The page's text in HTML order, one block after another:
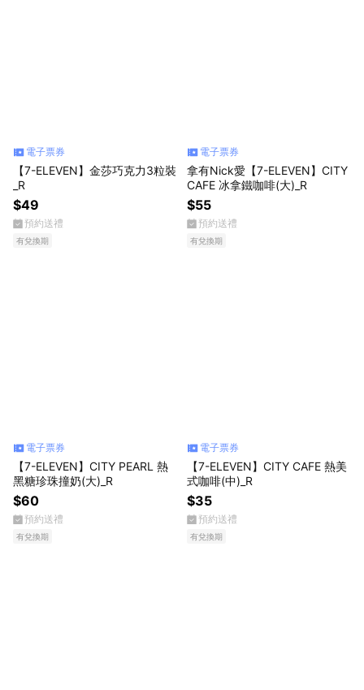
電子票券
【7-ELEVEN】金莎巧克力3粒裝
_R
$49
預約送禮
有兌換期
電子票券
拿有Nick愛【7-ELEVEN】CITY
CAFE 冰拿鐵咖啡(大)_R
$55
預約送禮
有兌換期
電子票券
【7-ELEVEN】CITY PEARL 熱
黑糖珍珠撞奶(大)_R
$60
預約送禮
有兌換期
電子票券
【7-ELEVEN】CITY CAFE 熱美
式咖啡(中)_R
$35
預約送禮
有兌換期